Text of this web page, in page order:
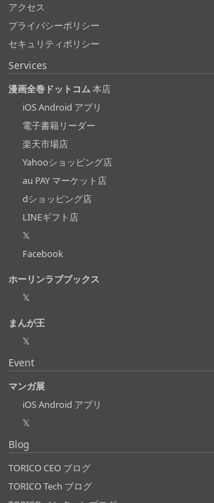
アクセス
プライバシーポリシー
セキュリティポリシー
Services
漫画全巻ドットコム本店
iOS Android アプリ
電子書籍リーダー
楽天市場店
Yahooショッピング店
au PAY マーケット店
dショッピング店
LINEギフト店
𝕏
Facebook
ホーリンラブブックス
𝕏
まんが王
𝕏
Event
マンガ展
iOS Android アプリ
𝕏
Blog
TORICO CEO ブログ
TORICO Tech ブログ